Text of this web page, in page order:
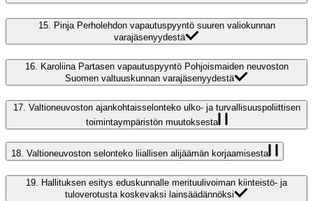
15. Pinja Perholehdon vapautuspyyntö suuren valiokunnan
varajäsenyydestä
16.
Karoliina Partasen vapautuspyyntö Pohjoismaiden neuvoston
Suomen valtuuskunnan varajäsenyydestä
17. Valtioneuvoston ajankohtaisselonteko ulko- ja turvallisuuspoliittisen
toimintaympäristön muutoksesta
18. Valtioneuvoston selonteko liiallisen alijäämän korjaamisesta
19.
Hallituksen esitys eduskunnalle merituulivoiman kiinteistö- ja
tuloverotusta koskevaksi lainsäädännöksi